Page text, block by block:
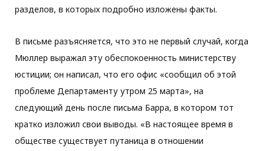
разделов, в которых подробно изложены факты.
В письме разъясняется, что это не первый случай, когда
Мюллер выражал эту обеспокоенность министерству
юстиции; он написал, что его офис «сообщил об этой
проблеме Департаменту утром 25 марта», на
следующий день после письма Барра, в котором тот
кратко изложил свои выводы. «В настоящее время в
обществе существует путаница в отношении